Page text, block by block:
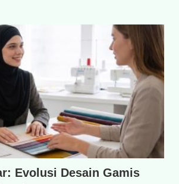
Evolusi Desain Gamis